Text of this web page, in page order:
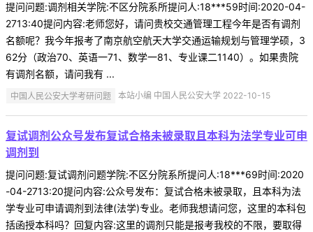
提问问题:调剂相关学院:不区分院系所提问人:18***59时间:2020-04-
2713:40提问内容:老师您好，请问贵校交通管理工程今年是否有调剂
名额呢？我今年报考了南京航空航天大学交通运输规划与管理学硕，3
62分（政治70、英语一71、数学一81、专业课二1140）。如果贵院
有调剂名额，请问我有 ...
中国人民公安大学考研问题 本站小编 中国人民公安大学 2022-10-15
复试调剂公众号发布复试合格未被录取且本科为法学专业可申
调剂到
提问问题:复试调剂问题学院:不区分院系所提问人:18***69时间:2020
-04-2713:20提问内容:公众号发布：复试合格未被录取，且本科为法
学专业可申请调剂到法律(法学)专业。老师我想请问您，这里的本科包
括函授本科吗？回复内容:这里的调剂只能是报考我校的不限，要取得